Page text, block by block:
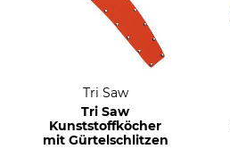
Tri Saw
Tri Saw
Kunststoffköcher
mit Gürtelschlitzen